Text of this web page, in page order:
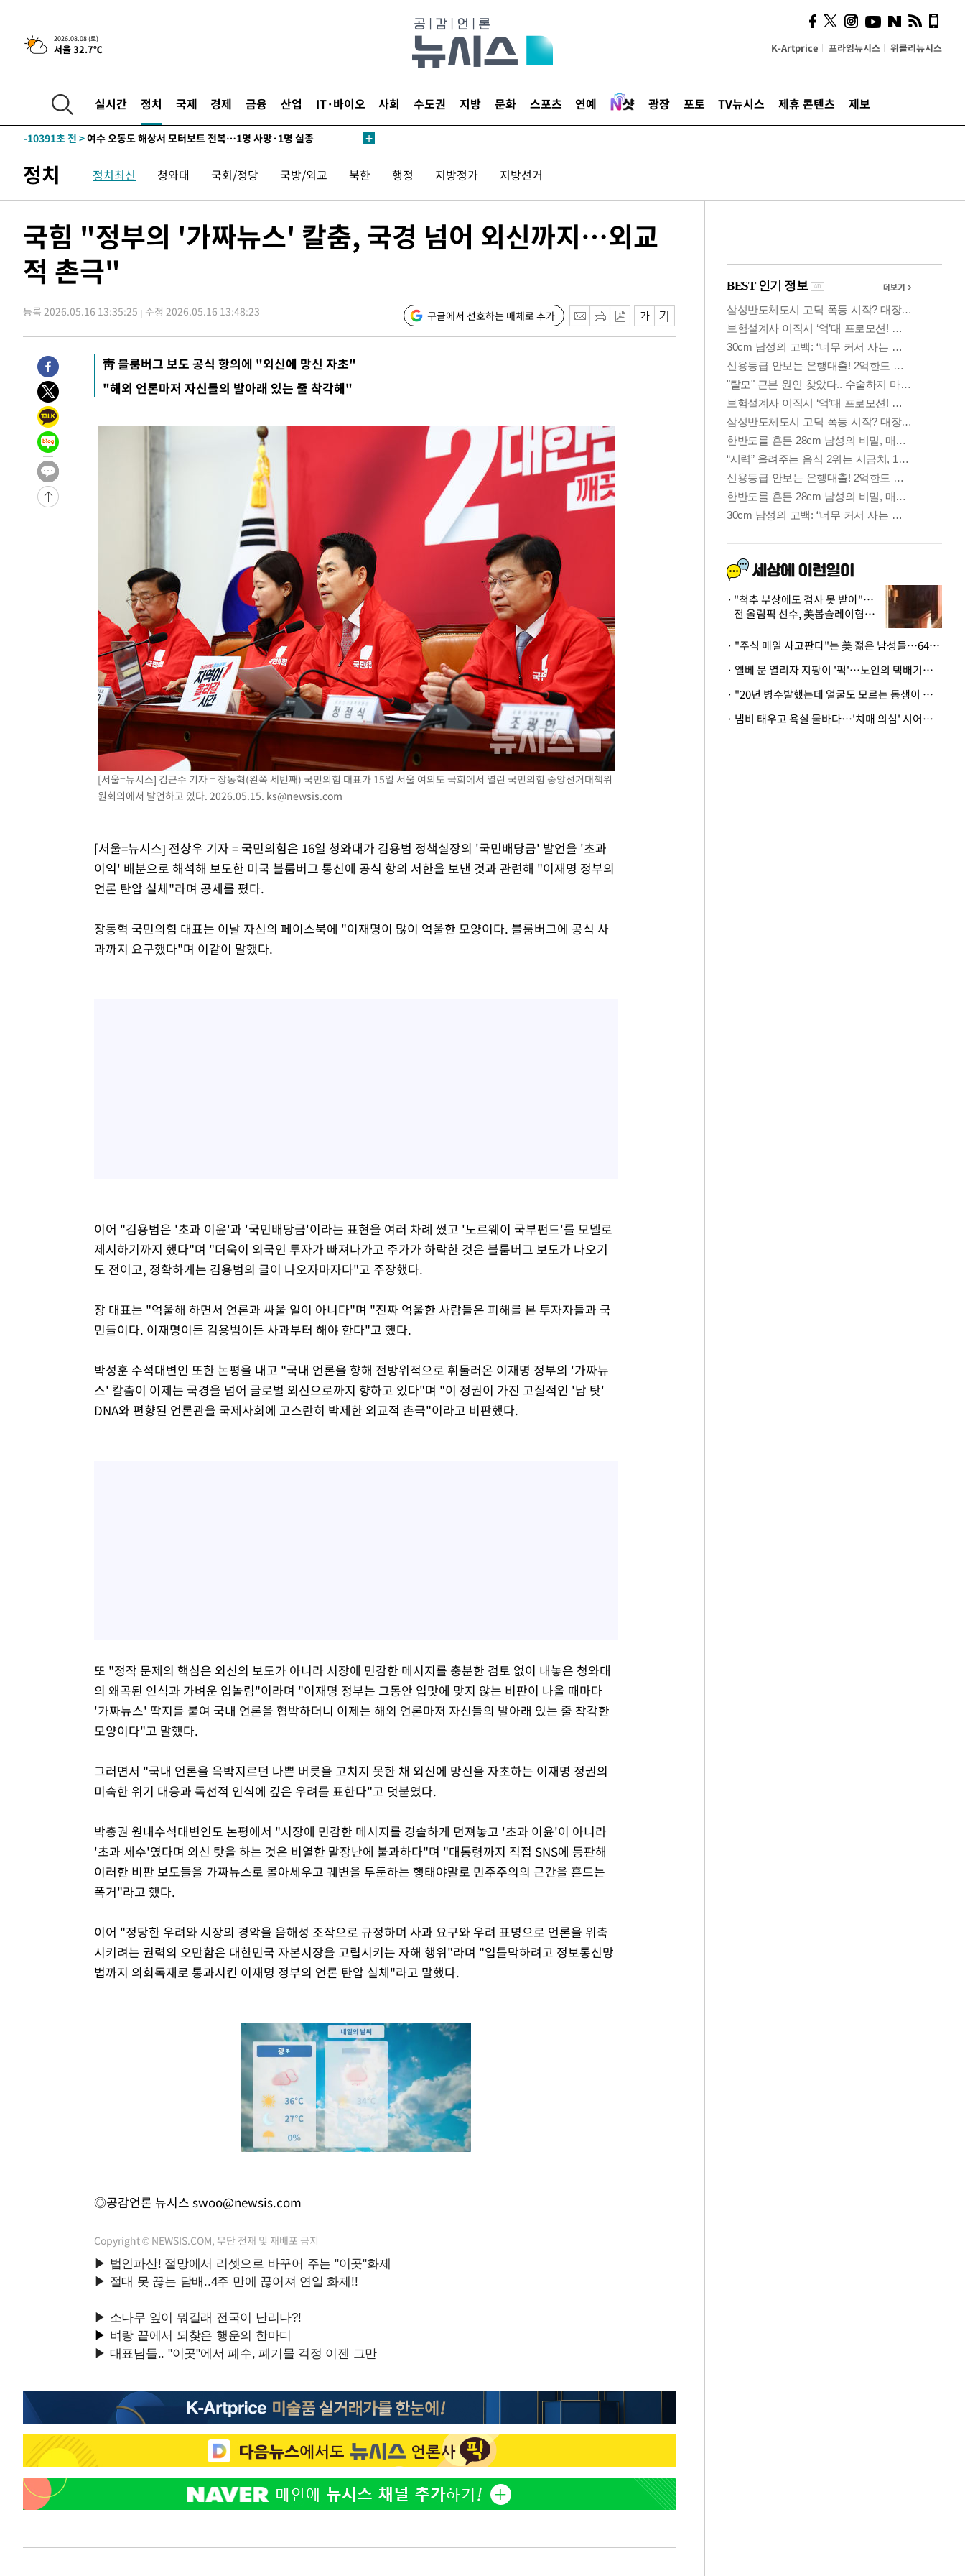
2026.08.08 (토)
서울 32.7℃ K-Artprice 프라임뉴시스 위클리뉴시스
실시간 정치 국제 경제 금융 산업 IT·바이오 사회 수도권 지방 문화 스포츠 연예 광장 포토 TV뉴시스 제휴 콘텐츠 제보
-19664초 전 >강릉에 시간당 81.4㎜ 물폭탄…도로 잠기고 담벼락 붕괴
-11015초 전 >
남자 농구, 나고야 아시안게임서 '홈팀' 일본과 한일전
-10391초 전 >여수 오동도 해상서 모터보트 전복…1명 사망·1명 실종
-6618초 전 > 극한폭염 한풀 꺾이지만…'낮 최고 35도' 무더위, 열대야 계속[다음
-3636초 전 >
-2153초 전 >
[속보]'압수수색·성접대 논란' 축구협회 "실망과 걱정 안겨드려 죄
송"
2시간 전 >'최고 37도' 폭염 지속…강원동해안 최대 150㎜ 비
4시간 전 >[속보]뉴욕증시 상승 마감…S&P 0.6% 나스닥 1.3%↑
-27718초 전 >
낮 최고 35도 '무더위'…동해안 시간당 30㎜ '강한 비'[내일날씨]
-26988초 전 >[속보]이강인 "감독님이 원하는 마음 느꼈고, 많은 트로피 원해 아
틀레티코 이적"
-26770초 전 >
수도권 40도 육박 '펄펄'…동해안 일부 지역엔 호의주의보
온열질환 사망자 3명 늘어…누적 환자 3000명 돌파
-13501초 전 > 선재도서 해루질 나섰다 실종 60대, 닷새 만에 숨진 채 발견
-11035초 전 >
남자 농구, 나고야 아시안게임서 '홈팀' 일본과 한일전
-10411초 전 >
-6638초 전 >
극한폭염 한풀 꺾이지만…'낮 최고 35도' 무더위, 열대야 계속[다음
주 날씨]
-3656초 전 >
축구협회 "압수수색·성접대 논란 사과…쇄신의 기회로 삼겠다"
-2173초 전 >
[속보]'압수수색·성접대 논란' 축구협회 "실망과 걱정 안겨드려 죄
2시간 전 >
'최고 37도' 폭염 지속…강원동해안 최대 150㎜ 비
4시간 전 >
[속보]뉴욕증시 상승 마감…S&P 0.6% 나스닥 1.3%↑
정치 정치최신 청와대 국회/정당 국방/외교 북한 행정 지방정가 지방선거
국힘 "정부의 '가짜뉴스' 칼춤, 국경 넘어 외신까지…외교
적 촌극"
등록 2026.05.16 13:35:25 수정 2026.05.16 13:48:23 구글에서 선호하는 매체로 추가
靑 블룸버그 보도 공식 항의에 "외신에 망신 자초"
"해외 언론마저 자신들의 발아래 있는 줄 착각해"
[서울=뉴시스] 김근수 기자 = 장동혁(왼쪽 세번째) 국민의힘 대표가 15일 서울 여의도 국회에서 열린 국민의힘 중앙선거대책위
원회의에서 발언하고 있다. 2026.05.15. ks@newsis.com
[서울=뉴시스] 전상우 기자 = 국민의힘은 16일 청와대가 김용범 정책실장의 '국민배당금' 발언을 '초과
이익' 배분으로 해석해 보도한 미국 블룸버그 통신에 공식 항의 서한을 보낸 것과 관련해 "이재명 정부의
언론 탄압 실체"라며 공세를 폈다.
장동혁 국민의힘 대표는 이날 자신의 페이스북에 "이재명이 많이 억울한 모양이다. 블룸버그에 공식 사
과까지 요구했다"며 이같이 말했다.
이어 "김용범은 '초과 이윤'과 '국민배당금'이라는 표현을 여러 차례 썼고 '노르웨이 국부펀드'를 모델로
제시하기까지 했다"며 "더욱이 외국인 투자가 빠져나가고 주가가 하락한 것은 블룸버그 보도가 나오기
도 전이고, 정확하게는 김용범의 글이 나오자마자다"고 주장했다.
장 대표는 "억울해 하면서 언론과 싸울 일이 아니다"며 "진짜 억울한 사람들은 피해를 본 투자자들과 국
민들이다. 이재명이든 김용범이든 사과부터 해야 한다"고 했다.
박성훈 수석대변인 또한 논평을 내고 "국내 언론을 향해 전방위적으로 휘둘러온 이재명 정부의 '가짜뉴
스' 칼춤이 이제는 국경을 넘어 글로벌 외신으로까지 향하고 있다"며 "이 정권이 가진 고질적인 '남 탓'
DNA와 편향된 언론관을 국제사회에 고스란히 박제한 외교적 촌극"이라고 비판했다.
또 "정작 문제의 핵심은 외신의 보도가 아니라 시장에 민감한 메시지를 충분한 검토 없이 내놓은 청와대
의 왜곡된 인식과 가벼운 입놀림"이라며 "이재명 정부는 그동안 입맛에 맞지 않는 비판이 나올 때마다
'가짜뉴스' 딱지를 붙여 국내 언론을 협박하더니 이제는 해외 언론마저 자신들의 발아래 있는 줄 착각한
모양이다"고 말했다.
그러면서 "국내 언론을 윽박지르던 나쁜 버릇을 고치지 못한 채 외신에 망신을 자초하는 이재명 정권의
미숙한 위기 대응과 독선적 인식에 깊은 우려를 표한다"고 덧붙였다.
박충권 원내수석대변인도 논평에서 "시장에 민감한 메시지를 경솔하게 던져놓고 '초과 이윤'이 아니라
'초과 세수'였다며 외신 탓을 하는 것은 비열한 말장난에 불과하다"며 "대통령까지 직접 SNS에 등판해
이러한 비판 보도들을 가짜뉴스로 몰아세우고 궤변을 두둔하는 행태야말로 민주주의의 근간을 흔드는
폭거"라고 했다.
이어 "정당한 우려와 시장의 경악을 음해성 조작으로 규정하며 사과 요구와 우려 표명으로 언론을 위축
시키려는 권력의 오만함은 대한민국 자본시장을 고립시키는 자해 행위"라며 "입틀막하려고 정보통신망
법까지 의회독재로 통과시킨 이재명 정부의 언론 탄압 실체"라고 말했다.
◎공감언론 뉴시스 swoo@newsis.com
Copyright © NEWSIS.COM, 무단 전재 및 재배포 금지
사이 해답 찾았죠"…알을
깨고 나온 '초자아'
"척추 부상에도 검사 못 받아"…
전 올림픽 선수, 美봅슬레이협회
· "주식 매일 사고판다"는 美 젊은 남성들…64%가 "나는 인생의 패배자“
· 엘베 문 열리자 지팡이 '퍽'…노인의 택배기사 폭행 이유
· "20년 병수발했는데 얼굴도 모르는 동생이 유산 절반을"…배다른 형제 상속권 있을까
· 냄비 태우고 욕실 물바다…'치매 의심' 시어머니 검사 권유했다가 '날벼락'